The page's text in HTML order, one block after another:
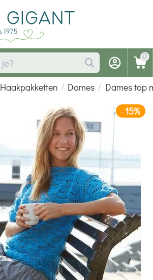
0
Haakpakketten / Dames / Dames top
-15%